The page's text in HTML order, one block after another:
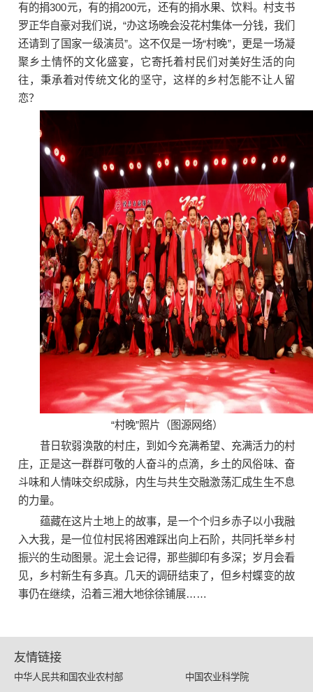
有的捐300元，有的捐200元，还有的捐水果、饮料。村支书
罗正华自豪对我们说，“办这场晚会没花村集体一分钱，我们
还请到了国家一级演员”。这不仅是一场“村晚”，更是一场凝
聚乡土情怀的文化盛宴，它寄托着村民们对美好生活的向
往，秉承着对传统文化的坚守，这样的乡村怎能不让人留
恋？
“村晚”照片（图源网络）
昔日软弱涣散的村庄，到如今充满希望、充满活力的村
庄，正是这一群群可敬的人奋斗的点滴，乡土的风俗味、奋
斗味和人情味交织成脉，内生与共生交融激荡汇成生生不息
的力量。
蕴藏在这片土地上的故事，是一个个归乡赤子以小我融
入大我，是一位位村民将困难踩出向上石阶，共同托举乡村
振兴的生动图景。泥土会记得，那些脚印有多深；岁月会看
见，乡村新生有多真。几天的调研结束了，但乡村蝶变的故
事仍在继续，沿着三湘大地徐徐铺展……
友情链接
中华人民共和国农业农村部 中国农业科学院